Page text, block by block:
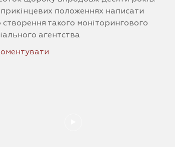
положеннях написати
створення такого моніторингового
агентства